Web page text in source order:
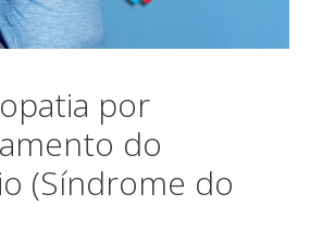
por
do
(Síndrome do